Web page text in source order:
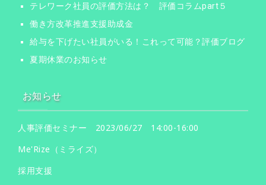
テレワーク社員の評価方法は？ 評価コラムpart５
働き方改革推進支援助成金
給与を下げたい社員がいる！これって可能？評価ブログ
夏期休業のお知らせ
お知らせ
人事評価セミナー 2023/06/27 14:00-16:00
Me'Rize（ミライズ）
採用支援